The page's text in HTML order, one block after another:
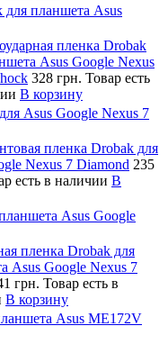
для планшета Asus
пленка Drobak
Asus Google Nexus
328 грн. Товар есть
В корзину
Asus Google Nexus 7
пленка Drobak для
Nexus 7 Diamond 235
есть в наличии В
Asus Google
пленка Drobak для
Asus Google Nexus 7
грн. Товар есть в
В корзину
Asus ME172V